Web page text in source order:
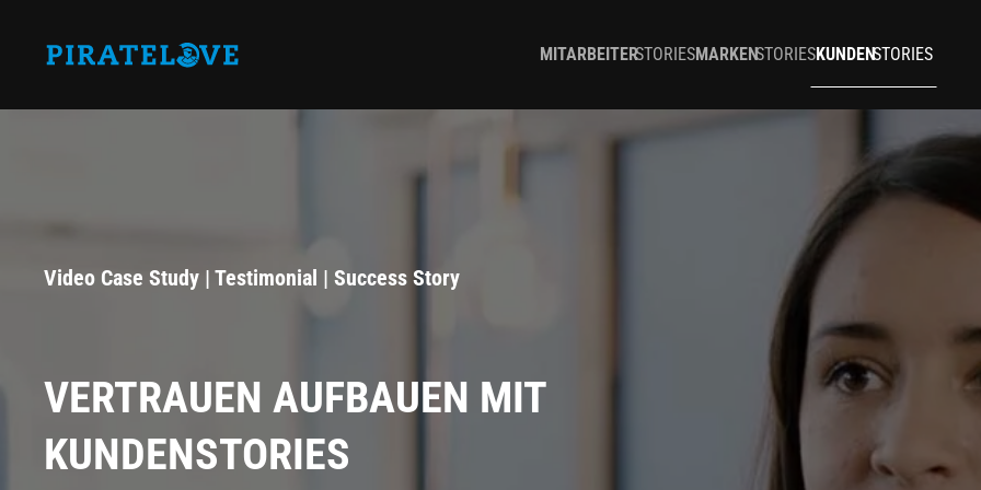
Zum Hauptinhalt springen
MITARBEITERSTORIESMARKENSTORIESKUNDENSTORIES
Video Case Study | Testimonial | Success Story
VERTRAUEN AUFBAUEN MIT
KUNDENSTORIES